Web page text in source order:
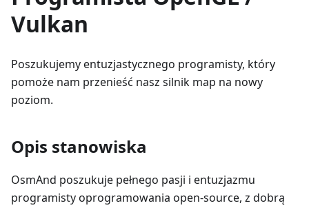
Vulkan
Poszukujemy entuzjastycznego programisty, który
pomoże nam przenieść nasz silnik map na nowy
poziom.
Opis stanowiska
OsmAnd poszukuje pełnego pasji i entuzjazmu
programisty oprogramowania open-source, z dobrą